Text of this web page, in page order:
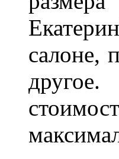
салоне,